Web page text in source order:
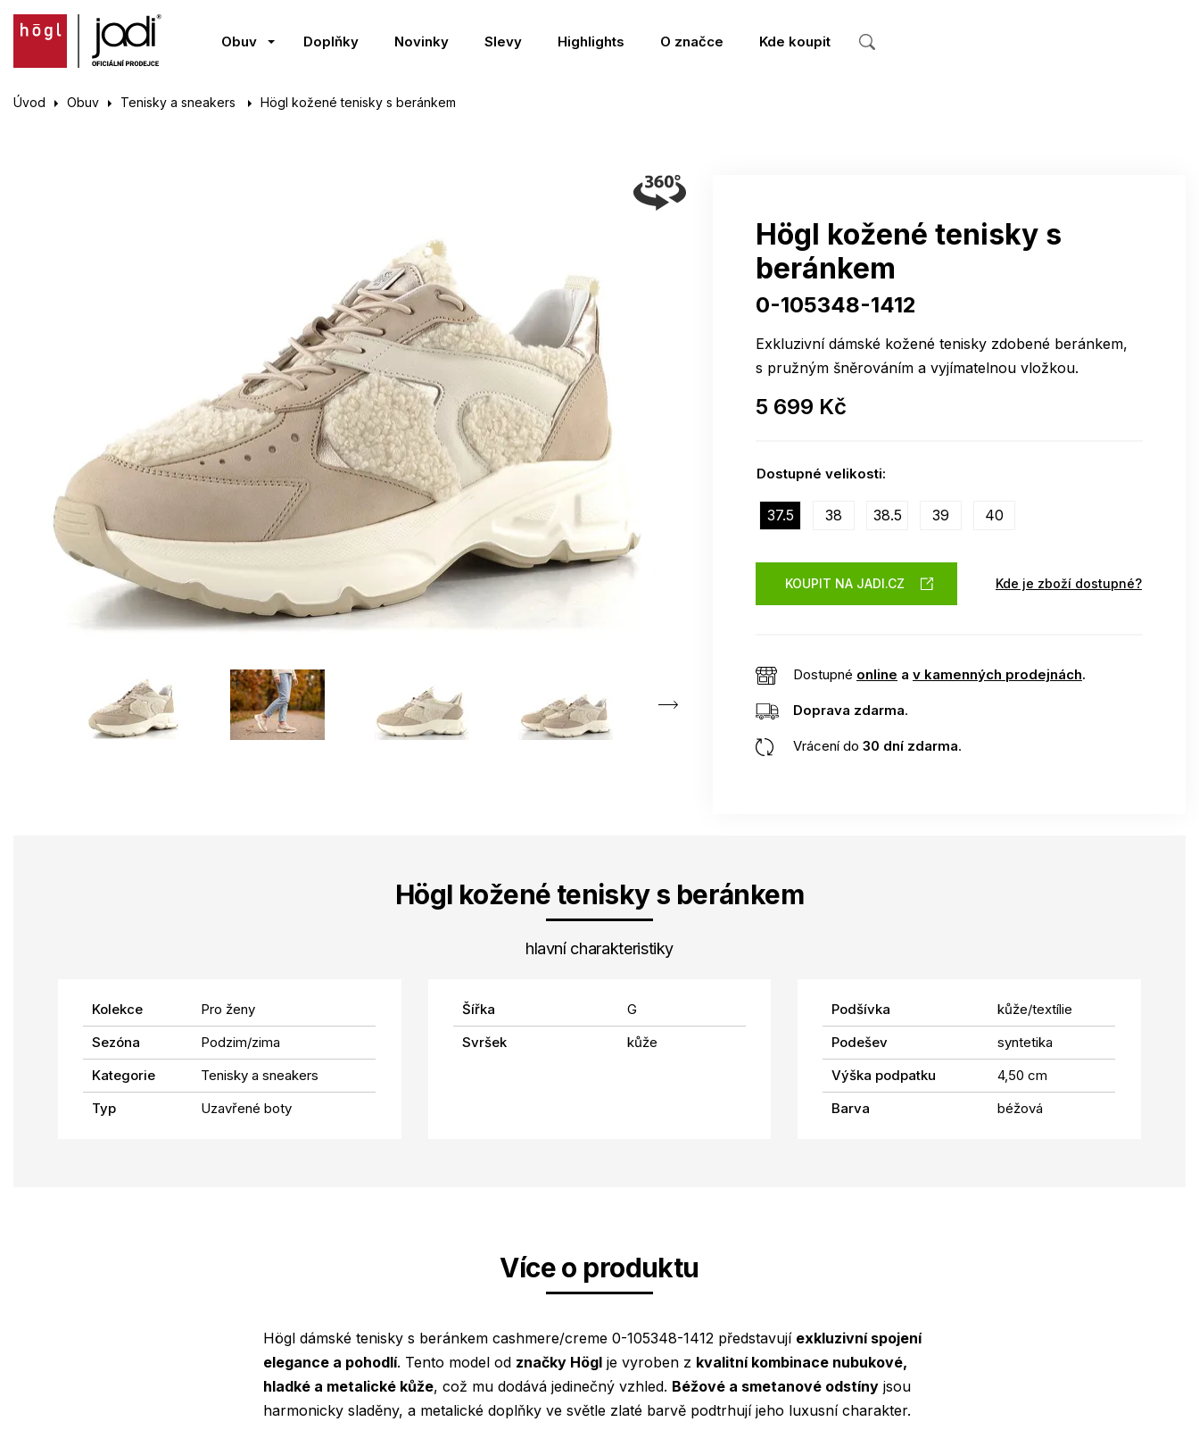
Obuv Doplňky Novinky Slevy Highlights O značce Kde koupit
Úvod Obuv Tenisky a sneakers Högl kožené tenisky s beránkem
Högl kožené tenisky s
beránkem
0-105348-1412
Exkluzivní dámské kožené tenisky zdobené beránkem,
s pružným šněrováním a vyjímatelnou vložkou.
5 699 Kč
Dostupné velikosti:
37.5 38 38.5 39 40
KOUPIT NA JADI.CZ Kde je zboží dostupné?
Dostupné online a v kamenných prodejnách.
Doprava zdarma.
Vrácení do 30 dní zdarma.
Högl kožené tenisky s beránkem
hlavní charakteristiky
Kolekce
Pro ženy
Sezóna
Podzim/zima
Kategorie
Tenisky a sneakers
Typ
Uzavřené boty
Šířka
G
Svršek
kůže
Podšívka
kůže/textílie
Podešev
syntetika
Výška podpatku
4,50 cm
Barva
béžová
Více o produktu
Högl dámské tenisky s beránkem cashmere/creme 0-105348-1412 představují exkluzivní spojení
elegance a pohodlí. Tento model od značky Högl je vyroben z kvalitní kombinace nubukové,
hladké a metalické kůže, což mu dodává jedinečný vzhled. Béžové a smetanové odstíny jsou
harmonicky sladěny, a metalické doplňky ve světle zlaté barvě podtrhují jeho luxusní charakter.